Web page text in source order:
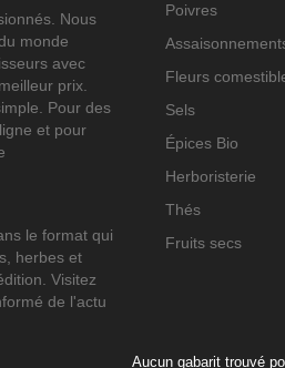
Nous
monde
avec
prix.
Pour des
et pour
le format qui
herbes et
Visitez
de l'actu
Poivres
Fleurs
Sels
Épices Bio
Herboristerie
Thés
Fruits secs
Aucun gabarit trouvé